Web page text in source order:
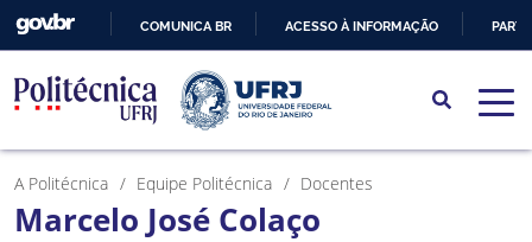
PARA
O
CONTEÚDO
COMUNICA BR ACESSO À INFORMAÇÃO
A Politécnica Equipe Politécnica Docentes
Marcelo José Colaço